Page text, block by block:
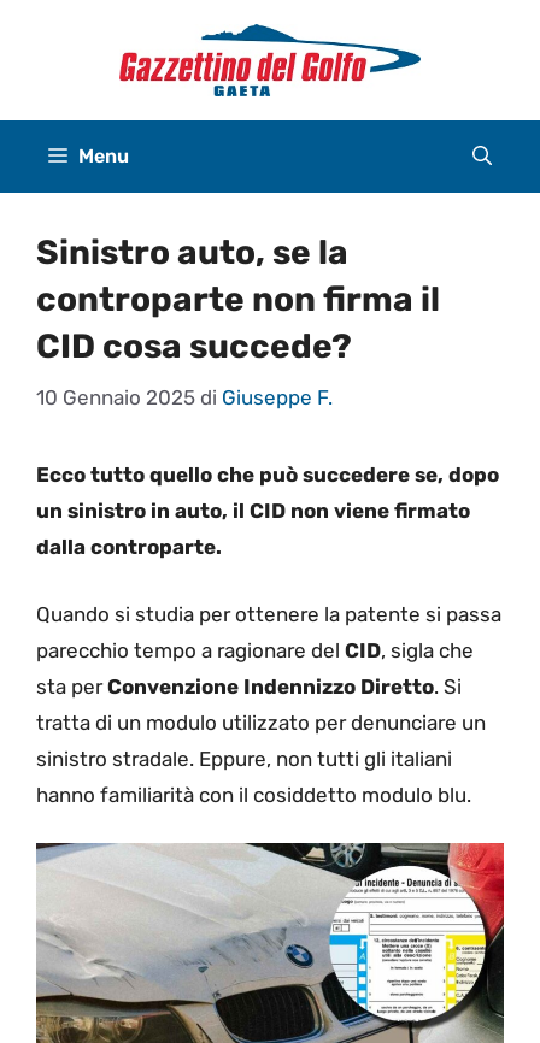
Menu
Sinistro auto, se la
controparte non firma il
CID cosa succede?
10 Gennaio 2025 di Giuseppe F.
Ecco tutto quello che può succedere se, dopo
un sinistro in auto, il CID non viene firmato
dalla controparte.
Quando si studia per ottenere la patente si passa
parecchio tempo a ragionare del CID, sigla che
sta perConvenzione Indennizzo Diretto. Si
tratta di un modulo utilizzato per denunciare un
sinistro stradale. Eppure, non tutti gli italiani
hanno familiarità con il cosiddetto modulo blu.